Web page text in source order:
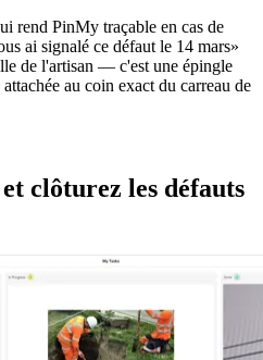
rend PinMy traçable en cas de
ai signalé ce défaut le 14 mars»
de l'artisan — c'est une épingle
au coin exact du carreau de
clôturez les défauts